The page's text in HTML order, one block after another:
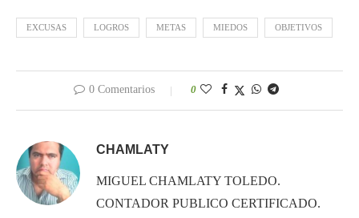
EXCUSAS LOGROS METAS MIEDOS OBJETIVOS
0 Comentarios 0
CHAMLATY
MIGUEL CHAMLATY TOLEDO.
CONTADOR PUBLICO CERTIFICADO.